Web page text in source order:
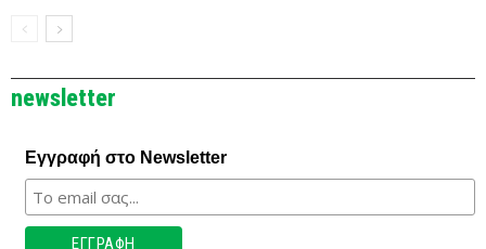
newsletter
Εγγραφή στο Newsletter